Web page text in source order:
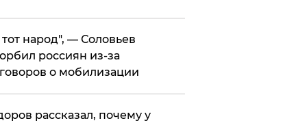
народ", — Соловьев
россиян из-за
о мобилизации
рассказал, почему у